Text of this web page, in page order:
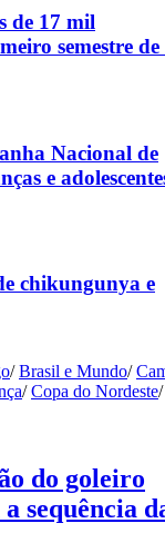
de 17 mil
semestre de
Nacional de
e
chikungunya e
/ Brasil e Mundo/
/ Copa do Nordeste/
do goleiro
sequência